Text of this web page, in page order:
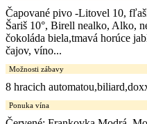
Čapované pivo -Litovel 10,
Šariš 10°, Birell nealko, Alko,
čokoláda biela,tmavá horúce
čajov, víno...
Možnosti zábavy
8 hracich
Ponuka vína